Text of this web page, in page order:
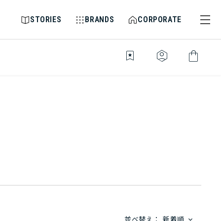
STORIES BRANDS CORPORATE
bookmark_star identity_platform shopping_bag